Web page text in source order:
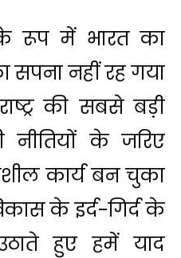
के रूप में भारत का
नहीं रह गया
की सबसे बड़ी
नीतियों के जरिए
कार्य बन चुका
के इर्द-गिर्द के
हुए हमें याद